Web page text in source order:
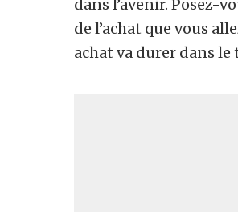
dans l’avenir. Posez-
de l’achat que vous
achat va durer dans le